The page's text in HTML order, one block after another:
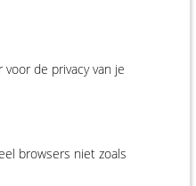
de privacy van je
browsers niet zoals